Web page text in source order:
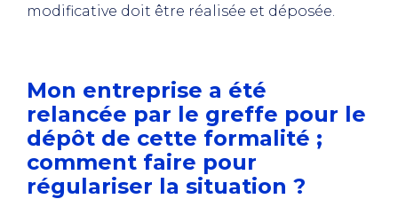
modificative doit être réalisée et déposée.
Mon entreprise a été
relancée par le greffe pour le
dépôt de cette formalité ;
comment faire pour
régulariser la situation ?